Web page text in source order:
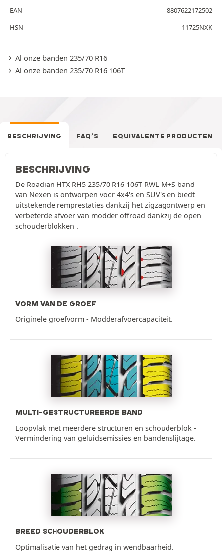
EAN
8807622172502
HSN
11725NXK
Al onze banden 235/70 R16
Al onze banden 235/70 R16 106T
BESCHRIJVING FAQ’S EQUIVALENTE PRODUCTEN
BESCHRIJVING
De Roadian HTX RH5 235/70 R16 106T RWL M+S band
van Nexen is ontworpen voor 4x4's en SUV's en biedt
uitstekende remprestaties dankzij het zigzagontwerp en
verbeterde afvoer van modder offroad dankzij de open
schouderblokken .
VORM VAN DE GROEF
Originele groefvorm - Modderafvoercapaciteit.
MULTI-GESTRUCTUREERDE BAND
Loopvlak met meerdere structuren en schouderblok -
Vermindering van geluidsemissies en bandenslijtage.
BREED SCHOUDERBLOK
Optimalisatie van het gedrag in wendbaarheid.